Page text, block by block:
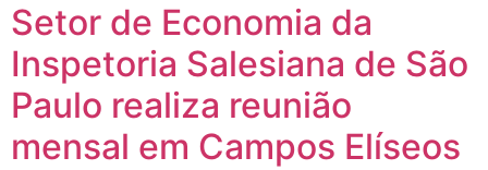
Setor de Economia da
Inspetoria Salesiana de São
Paulo realiza reunião
mensal em Campos Elíseos